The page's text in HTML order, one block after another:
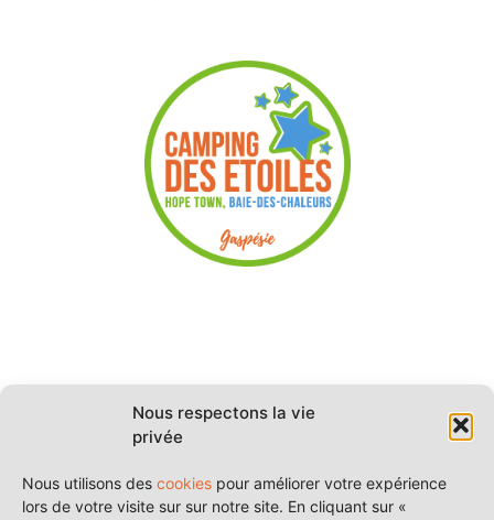
Nous respectons la vie
privée
Nous utilisons des cookies pour améliorer votre expérience
lors de votre visite sur sur notre site. En cliquant sur «
418 752-6553
info@campingdesetoiles.com
9h30 à 20h00
Certificat d’enregistrement